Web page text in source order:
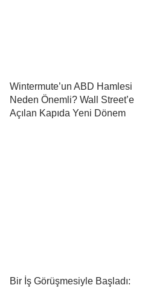
Wintermute’un ABD Hamlesi
Neden Önemli? Wall Street’e
Açılan Kapıda Yeni Dönem
Bir İş Görüşmesiyle Başladı: